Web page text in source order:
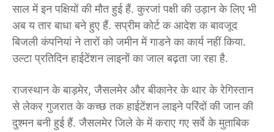
साल में इन पक्षियों की मौत हुई हैं. कुरजां पक्षी की उड़ान के लिए भी
अब य तार बाधा बने हुए हैं. सप्रीम कोर्ट क आदेश क बावजूद
बिजली कंपनियां ने तारों को जमीन में गाडने का कार्य नहीं किया.
उल्टा प्रतिदिन हाईटेंशन लाइनों का जाल बढ़ता जा रहा है.
राजस्थान के बाड़मेर, जैसलमेर और बीकानेर के थार के रेगिस्तान
से लेकर गुजरात के कच्छ तक हाईटेंशन लाइने परिंदों की जान की
दुश्मन बनी हुई हैं. जैसलमेर जिले के में कराए गए सर्वे के मुताबिक